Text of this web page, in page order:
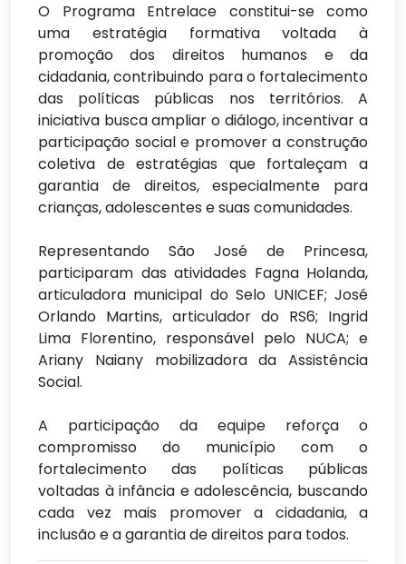
O Programa Entrelace constitui-se como
uma estratégia formativa voltada à
promoção dos direitos humanos e da
cidadania, contribuindo para o fortalecimento
das políticas públicas nos territórios. A
iniciativa busca ampliar o diálogo, incentivar a
participação social e promover a construção
coletiva de estratégias que fortaleçam a
garantia de direitos, especialmente para
crianças, adolescentes e suas comunidades.
Representando São José de Princesa,
participaram das atividades Fagna Holanda,
articuladora municipal do Selo UNICEF; José
Orlando Martins, articulador do RS6; Ingrid
Lima Florentino, responsável pelo NUCA; e
Ariany Naiany mobilizadora da Assistência
Social.
A participação da equipe reforça o
compromisso do município com o
fortalecimento das políticas públicas
voltadas à infância e adolescência, buscando
cada vez mais promover a cidadania, a
inclusão e a garantia de direitos para todos.